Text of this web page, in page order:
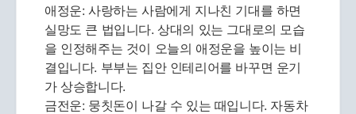
애정운: 사랑하는 사람에게 지나친 기대를 하면
실망도 큰 법입니다. 상대의 있는 그대로의 모습
을 인정해주는 것이 오늘의 애정운을 높이는 비
결입니다. 부부는 집안 인테리어를 바꾸면 운기
가 상승합니다.
금전운: 뭉칫돈이 나갈 수 있는 때입니다. 자동차